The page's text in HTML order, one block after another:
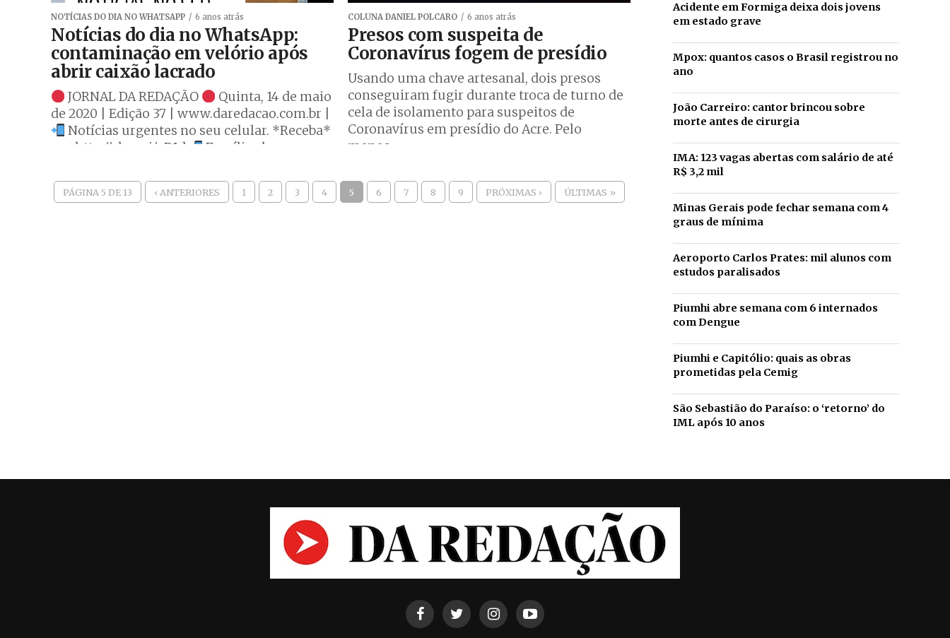
NOTÍCIAS DO DIA NO WHATSAPP 6 anos atrás
Notícias do dia no WhatsApp:
contaminação em velório após
abrir caixão lacrado
JORNAL DA REDAÇÃO
Quinta, 14 de maio
de 2020 | Edição 37 | www.daredacao.com.br |
Notícias urgentes no seu celular. *Receba*
>>> http://abre.ai/aR1d
Família abre...
COLUNA DANIEL POLCARO 6 anos atrás
Presos com suspeita de
Coronavírus fogem de presídio
Usando uma chave artesanal, dois presos
conseguiram fugir durante troca de turno de
cela de isolamento para suspeitos de
Coronavírus em presídio do Acre. Pelo
menos...
PÁGINA 5 DE 13 ‹ ANTERIORES 1 2 3 4 5 6 7 8 9 PRÓXIMAS › ÚLTIMAS »
Acidente em Formiga deixa dois jovens
em estado grave
Mpox: quantos casos o Brasil registrou no
ano
João Carreiro: cantor brincou sobre
morte antes de cirurgia
IMA: 123 vagas abertas com salário de até
R$ 3,2 mil
Minas Gerais pode fechar semana com 4
graus de mínima
Aeroporto Carlos Prates: mil alunos com
estudos paralisados
Piumhi abre semana com 6 internados
com Dengue
Piumhi e Capitólio: quais as obras
prometidas pela Cemig
São Sebastião do Paraíso: o ‘retorno’ do
IML após 10 anos